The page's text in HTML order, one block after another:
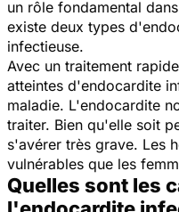
un rôle fondamental
existe deux types
infectieuse.
Avec un traitement
atteintes d'endocardite
maladie. L'endocardite
traiter. Bien qu'elle soit
s'avérer très grave. Les
vulnérables que les
Quelles sont les